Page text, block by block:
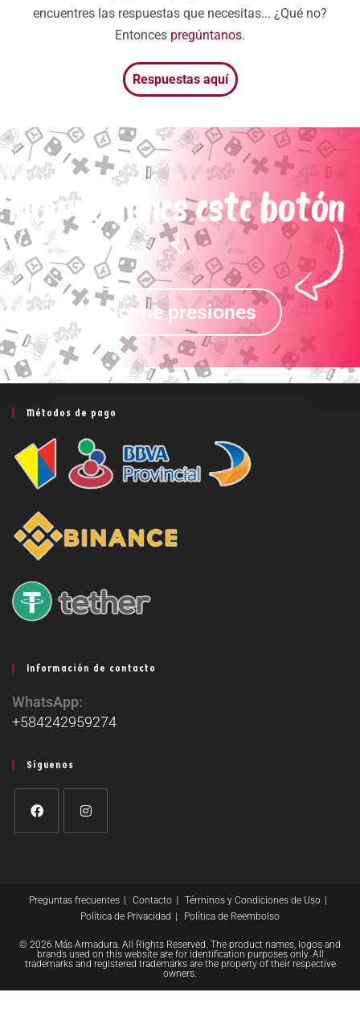
encuentres las respuestas que necesitas... ¿Qué no?
Entonces pregúntanos.
Respuestas aquí
No me presiones
Métodos de pago
Información de contacto
WhatsApp:
+584242959274
Síguenos
Preguntas frecuentes Contacto
Términos y Condiciones de Uso
Política de Privacidad
Política de Reembolso
© 2026 Más Armadura. All Rights Reserved. The product names, logos and
brands used on this website are for identification purposes only. All
trademarks and registered trademarks are the property of their respective
owners.